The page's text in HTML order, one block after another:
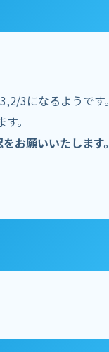
3になるようです。
。
お願いいたします。